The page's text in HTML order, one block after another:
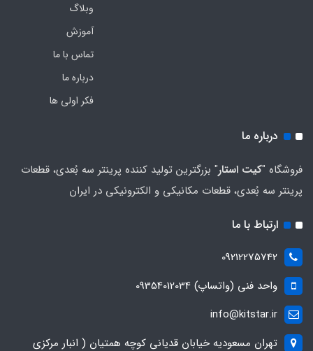
وبلاگ
آموزش
تماس با ما
درباره ما
فکر اولی ها
درباره ما
فروشگاه "کیت استار" بزرگترین تولید کننده پرینتر سه بُعدی، قطعات
پرینتر سه بُعدی، قطعات مکانیکی و الکترونیکی در ایران
ارتباط با ما
09212275742
واحد فنی (واتساپ) 09354012034
info@kitstar.ir
تهران مسعودیه خیابان قدیانی کوچه همتیان ( انبار مرکزی